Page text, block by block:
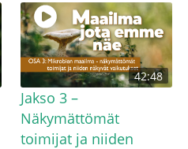
42:48
Jakso 3 –
Näkymättömät
toimijat ja niiden